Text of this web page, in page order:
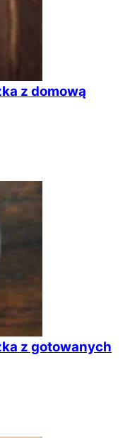
z domową
z gotowanych